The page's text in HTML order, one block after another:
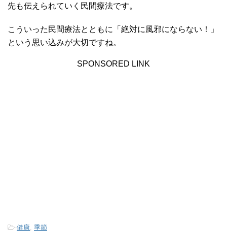
先も伝えられていく民間療法です。
こういった民間療法とともに「絶対に風邪にならない！」
という思い込みが大切ですね。
SPONSORED LINK
-健康, 季節